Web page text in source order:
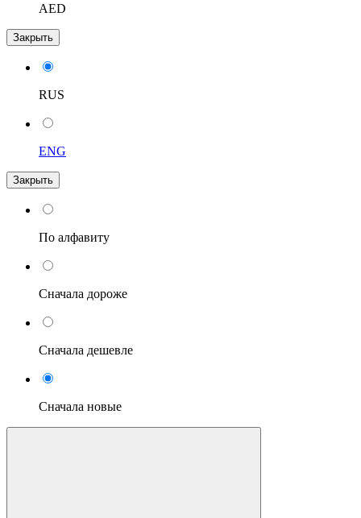
AED
Закрыть
RUS
ENG
Закрыть
По алфавиту
Сначала дороже
Сначала дешевле
Сначала новые